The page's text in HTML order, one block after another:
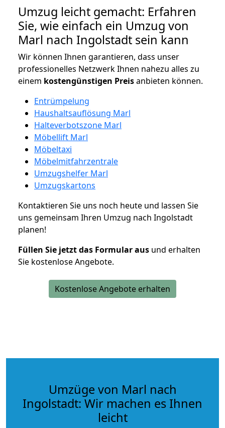
Umzug leicht gemacht: Erfahren
Sie, wie einfach ein Umzug von
Marl nach Ingolstadt sein kann
Wir können Ihnen garantieren, dass unser
professionelles Netzwerk Ihnen nahezu alles zu
einem kostengünstigen Preisanbieten können.
Entrümpelung
Haushaltsauflösung Marl
Halteverbotszone Marl
Möbellift Marl
Möbeltaxi
Möbelmitfahrzentrale
Umzugshelfer Marl
Umzugskartons
Kontaktieren Sie uns noch heute und lassen Sie
uns gemeinsam Ihren Umzug nach Ingolstadt
planen!
Füllen Sie jetzt das Formular aus und erhalten
Sie kostenlose Angebote.
Kostenlose Angebote erhalten
Umzüge von Marl nach
Ingolstadt: Wir machen es Ihnen
leicht